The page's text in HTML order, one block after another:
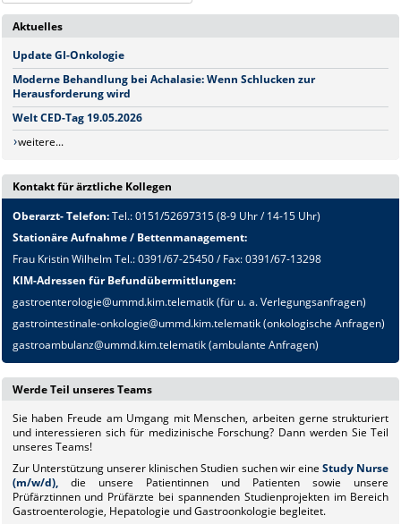
Kontakt für ärztliche Kollegen
Oberarzt- Telefon:Tel.: 0151/52697315 (8-9 Uhr / 14-15 Uhr)
Stationäre Aufnahme / Bettenmanagement:
Frau Kristin Wilhelm Tel.: 0391/67-25450 / Fax: 0391/67-13298
KIM-Adressen für Befundübermittlungen:
gastroenterologie@ummd.kim.telematik (für u. a. Verlegungsanfragen)
gastrointestinale-onkologie@ummd.kim.telematik (onkologische Anfragen)
gastroambulanz@ummd.kim.telematik (ambulante Anfragen)
Aktuelles
Update GI-Onkologie
Moderne Behandlung bei Achalasie: Wenn Schlucken zur
Herausforderung wird
Welt CED-Tag 19.05.2026
weitere...
Werde Teil unseres Teams
Sie haben Freude am Umgang mit Menschen, arbeiten gerne strukturiert
und interessieren sich für medizinische Forschung? Dann werden Sie Teil
unseres Teams!
Zur Unterstützung unserer klinischen Studien suchen wir eineStudy Nurse
(m/w/d),die unsere Patientinnen und Patienten sowie unsere
Prüfärztinnen und Prüfärzte bei spannenden Studienprojekten im Bereich
Gastroenterologie, Hepatologie und Gastroonkologie begleitet.